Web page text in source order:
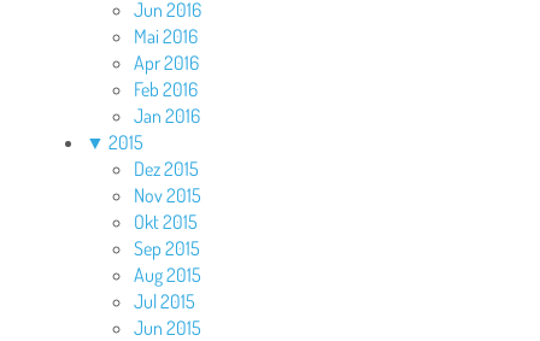
Jun 2016
Mai 2016
Apr 2016
Feb 2016
Jan 2016
▼ 2015
Dez 2015
Nov 2015
Okt 2015
Sep 2015
Aug 2015
Jul 2015
Jun 2015